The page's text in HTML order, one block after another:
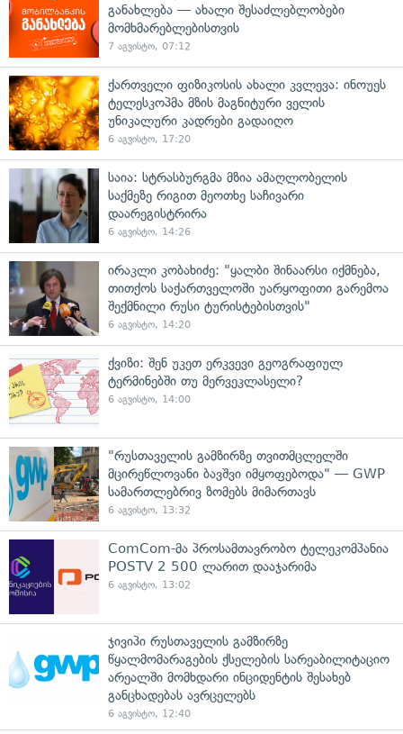
განახლება — ახალი შესაძლებლობები
მომხმარებლებისთვის
7 აგვისტო, 07:12
ქართველი ფიზიკოსის ახალი კვლევა: ინოუეს
ტელესკოპმა მზის მაგნიტური ველის
უნიკალური კადრები გადაიღო
6 აგვისტო, 17:20
საია: სტრასბურგმა მზია ამაღლობელის
საქმეზე რიგით მეოთხე საჩივარი
დაარეგისტრირა
6 აგვისტო, 14:26
ირაკლი კობახიძე: "ყალბი შინაარსი იქმნება,
თითქოს საქართველოში უარყოფითი გარემოა
შექმნილი რუსი ტურისტებისთვის"
6 აგვისტო, 14:20
ქვიზი: შენ უკეთ ერკვევი გეოგრაფიულ
ტერმინებში თუ მერვეკლასელი?
6 აგვისტო, 14:00
"რუსთაველის გამზირზე თვითმცლელში
მცირეწლოვანი ბავშვი იმყოფებოდა" — GWP
სამართლებრივ ზომებს მიმართავს
6 აგვისტო, 13:32
ComCom-მა პროსამთავრობო ტელეკომპანია
POSTV 2 500 ლარით დააჯარიმა
6 აგვისტო, 13:02
ჯივიპი რუსთაველის გამზირზე
წყალმომარაგების ქსელების სარეაბილიტაციო
არეალში მომხდარი ინციდენტის შესახებ
განცხადებას ავრცელებს
6 აგვისტო, 12:40